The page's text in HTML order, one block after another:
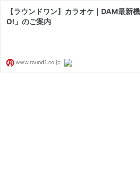
【ラウンドワン】カラオケ｜DAM最新
O!」のご案内
www.round1.co.jp